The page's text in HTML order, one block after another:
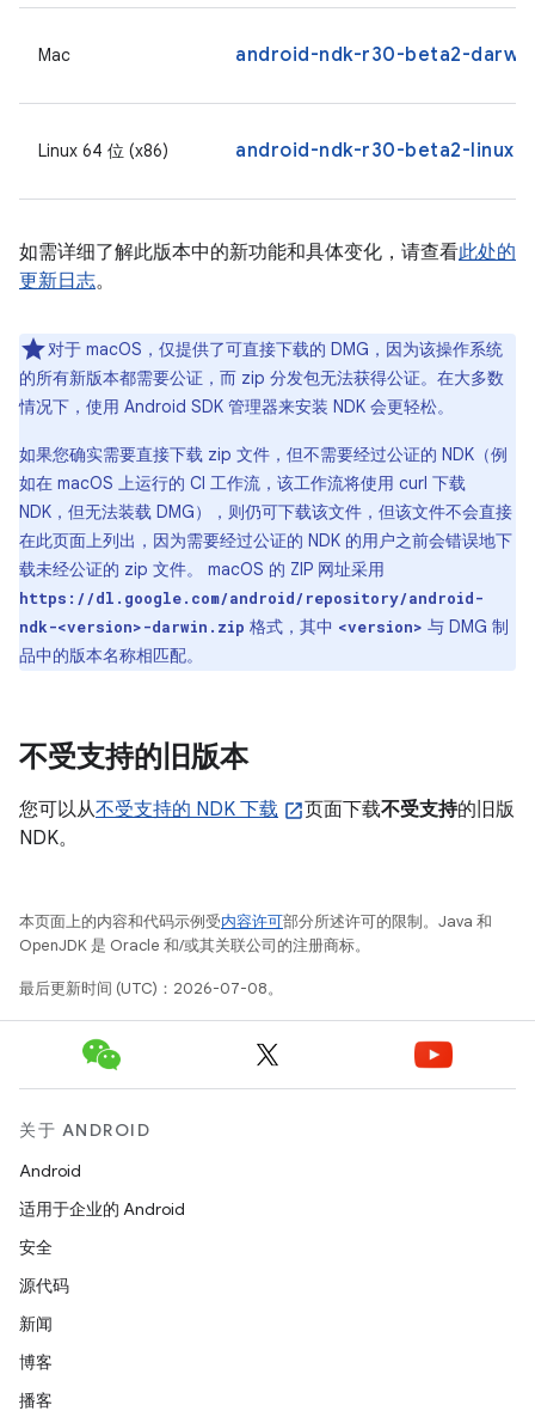
Mac android-ndk-r30-beta2-
Linux 64 位 (x86) android-ndk-r30-beta2-
如需详细了解此版本中的新功能和具体变化，请查看此处的
更新日志。
对于 macOS，仅提供了可直接下载的 DMG，因为该操作系统
的所有新版本都需要公证，而 zip 分发包无法获得公证。在大多数
情况下，使用 Android SDK 管理器来安装 NDK 会更轻松。
如果您确实需要直接下载 zip 文件，但不需要经过公证的 NDK（例
如在 macOS 上运行的 CI 工作流，该工作流将使用 curl 下载
NDK，但无法装载 DMG），则仍可下载该文件，但该文件不会直接
在此页面上列出，因为需要经过公证的 NDK 的用户之前会错误地下
载未经公证的 zip 文件。 macOS 的 ZIP 网址采用
https://dl.google.com/android/repository/android-
ndk-<version>-darwin.zip 格式，其中 <version> 与 DMG 制
品中的版本名称相匹配。
不受支持的旧版本
您可以从不受支持的 NDK 下载 页面下载不受支持的旧版
NDK。
本页面上的内容和代码示例受内容许可部分所述许可的限制。Java 和
OpenJDK 是 Oracle 和/或其关联公司的注册商标。
最后更新时间 (UTC)：2026-07-08。
关于 ANDROID
Android
适用于企业的 Android
安全
源代码
新闻
博客
播客